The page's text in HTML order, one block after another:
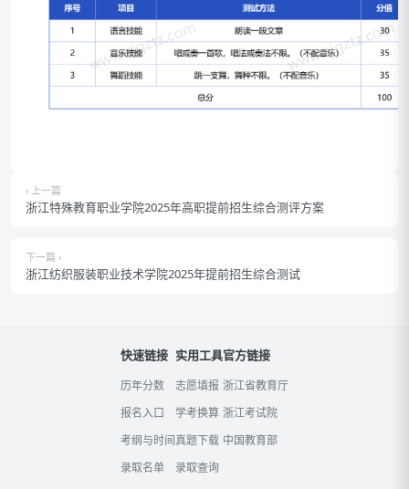
‹ 上一篇
浙江特殊教育职业学院2025年高职提前招生综合测评方案
下一篇 ›
浙江纺织服装职业技术学院2025年提前招生综合测试
快速链接
历年分数
报名入口
考纲与时间
录取名单
实用工具
志愿填报
学考换算
真题下载
录取查询
官方链接
浙江省教育厅
浙江考试院
中国教育部